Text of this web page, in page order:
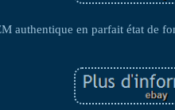
authentique en parfait état de